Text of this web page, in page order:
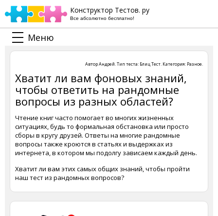
Конструктор Тестов. ру
Все абсолютно бесплатно!
Меню
АвторАндрей. Тип теста: Блиц Тест. Категория: Разное.
Хватит ли вам фоновых знаний,
чтобы ответить на рандомные
вопросы из разных областей?
Чтение книг часто помогает во многих жизненных
ситуациях, будь то формальная обстановка или просто
сборы в кругу друзей. Ответы на многие рандомные
вопросы также кроются в статьях и выдержках из
интернета, в котором мы подолгу зависаем каждый день.
Хватит ли вам этих самых общих знаний, чтобы пройти
наш тест из рандомных вопросов?